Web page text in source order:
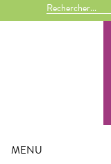
MENU
Panneau de gestion des cookies